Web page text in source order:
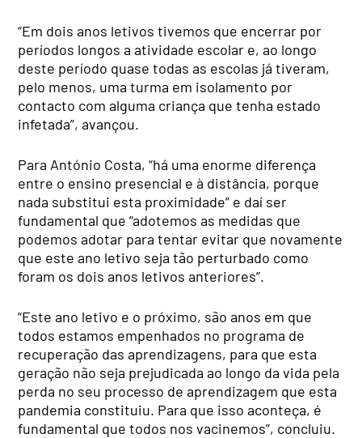
“Em dois anos letivos tivemos que encerrar por
períodos longos a atividade escolar e, ao longo
deste período quase todas as escolas já tiveram,
pelo menos, uma turma em isolamento por
contacto com alguma criança que tenha estado
infetada”, avançou.
Para António Costa, “há uma enorme diferença
entre o ensino presencial e à distância, porque
nada substitui esta proximidade” e daí ser
fundamental que “adotemos as medidas que
podemos adotar para tentar evitar que novamente
que este ano letivo seja tão perturbado como
foram os dois anos letivos anteriores”.
“Este ano letivo e o próximo, são anos em que
todos estamos empenhados no programa de
recuperação das aprendizagens, para que esta
geração não seja prejudicada ao longo da vida pela
perda no seu processo de aprendizagem que esta
pandemia constituiu. Para que isso aconteça, é
fundamental que todos nos vacinemos”, concluiu.